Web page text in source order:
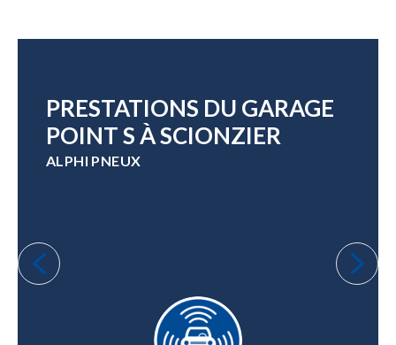
PRESTATIONS DU GARAGE
POINT S À SCIONZIER
ALPHI PNEUX